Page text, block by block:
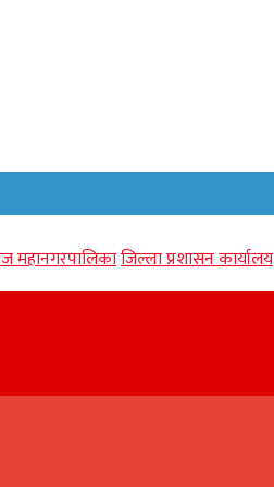
महानगरपालिकाजिल्ला प्रशासन कार्यालय